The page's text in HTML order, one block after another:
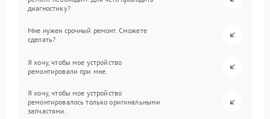
диагностику?
Мне нужен срочный ремонт. Сможете
сделать?
Я хочу, чтобы мое устройство
ремонтировали при мне.
Я хочу, чтобы мое устройство
ремонтировалось только оригинальными
запчастями.